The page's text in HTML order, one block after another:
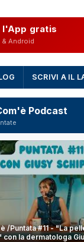
l'App gratis
& Android
SCRIVI A IL
Podcast
/Puntata #11 - "La
con la dermatologa